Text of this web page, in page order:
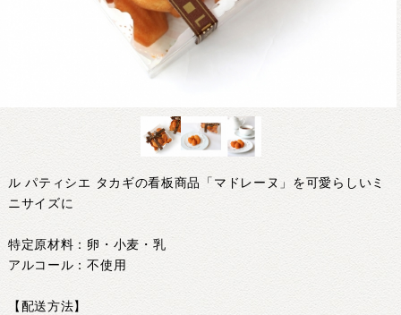
ル パティシエ タカギの看板商品「マドレーヌ」を可愛らしいミ
ニサイズに
特定原材料：卵・小麦・乳
アルコール：不使用
【配送方法】